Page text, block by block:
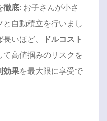
徹底: お子さんが小さ
自動積立を行いまし
いほど、
ドルコスト
高値掴みのリスクを
効果を最大限に享受で